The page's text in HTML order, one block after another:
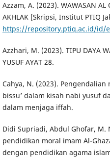
Azzam, A. (2023). WAWASAN AL
AKHLAK [Skripsi, Institut PTIQ
https://repository.ptiq.ac.id/id/
Azzhari, M. (2023). TIPU DAYA
YUSUF AYAT 28.
Cahya, N. (2023). Pengendalian
bissu’ dalam kisah nabi yusuf
dalam menjaga iffah.
Didi Supriadi, Abdul Ghofar, M.
pendidikan moral imam Al-
dengan pendidikan agama